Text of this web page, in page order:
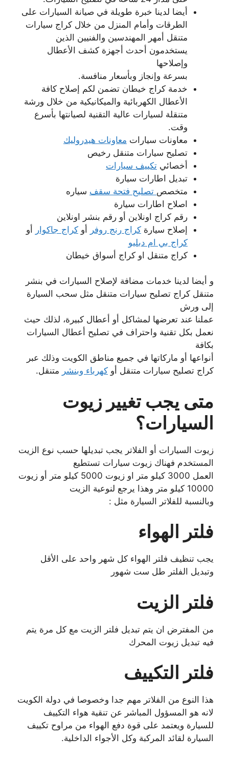
أيضا لدينا خبرة طويلة في صيانة السيارات على
الطرقات وأمام المنزل من خلال كراج سيارات
متنقل أمهر المهندسين والفنيين الذين
يستخدمون أحدث أجهزة كشف الأعطال
وإصلاحها
بسرعة وإنجاز وبأسعار منافسة.
خدمة كراج خيطان تضمن لكم إصلاح كافة
الأعطال الكهربائية والميكانيكية من خلال ورشة
متنقلة لسيارات عالية التقنية لصيانتها بأسرع
وقت.
معاونات سيارات معاونات هيدروليك
تصليح سيارات متنقل رخيص
أخصائي تكييف سيارات
تبديل اطارات سيارة
متخصص تصليح فتحة سقف سياره
اصلاح اطارات سيارة
رقم كراج اونلاين أو رقم بنشر اونلاين
إصلاح سيارة كراج رنج روفر أو كراج جاكوار أو
كراج بي ام دبليو
كراج متنقل او كراج أسواق خيطان
و أيضا لدينا خدمات مضافة لإصلاح السيارات في بنشر
متنقل كراج تصليح سيارات متنقل مثل سحب السيارة
إلى ورش
عملنا عند تعرضها لمشاكل أو أعطال كبيرة، لذلك حيث
نعمل بكل تقنية واحتراف في تصليح أعطال السيارات
بكافة
أنواعها أو ماركاتها في جميع مناطق الكويت وذلك عبر
كراج تصليح سيارات متنقل أو كهرباء وبنشر متنقل.
متى يجب تغيير زيوت
السيارات؟
زيوت السيارات أو الفلاتر يجب تبديلها حسب نوع الزيت
المستخدم فهناك زيوت سيارات تستطيع
العمل 3000 كيلو متر او زيوت 5000 كيلو متر أو زيوت
10000 كيلو متر وهذا يرجع لنوعية الزيت
وبالنسبة للفلاتر السيارة مثل :
فلتر الهواء
يجب تنظيف فلتر الهواء كل شهر واحد على الأقل
وتبديل الفلتر طل ست شهور
فلتر الزيت
من المفترض ان يتم تبديل فلتر الزيت مع كل مرة يتم
فيه تبديل زيوت المحرك
فلتر التكييف
هذا النوع من الفلاتر مهم جدا وخصوصا في دولة الكويت
لانه هو المسؤول المباشر عن تنقية هواء التكييف
للسيارة ويعتمد على قوة دفع الهواء من مراوح تكييف
السيارة لقائد المركبة وكل الأجواء الداخلية.